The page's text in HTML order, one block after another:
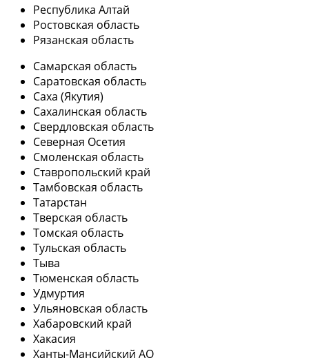
Республика Алтай
Ростовская область
Рязанская область
Самарская область
Саратовская область
Саха (Якутия)
Сахалинская область
Свердловская область
Северная Осетия
Смоленская область
Ставропольский край
Тамбовская область
Татарстан
Тверская область
Томская область
Тульская область
Тыва
Тюменская область
Удмуртия
Ульяновская область
Хабаровский край
Хакасия
Ханты-Мансийский АО